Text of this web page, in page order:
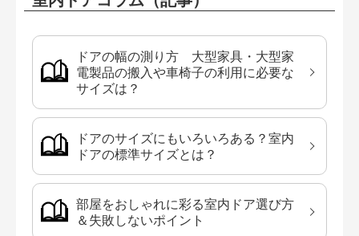
ドアの幅の測り方 大型家具・大型家
電製品の搬入や車椅子の利用に必要な
サイズは？
ドアのサイズにもいろいろある？室内
ドアの標準サイズとは？
部屋をおしゃれに彩る室内ドア選び方
＆失敗しないポイント